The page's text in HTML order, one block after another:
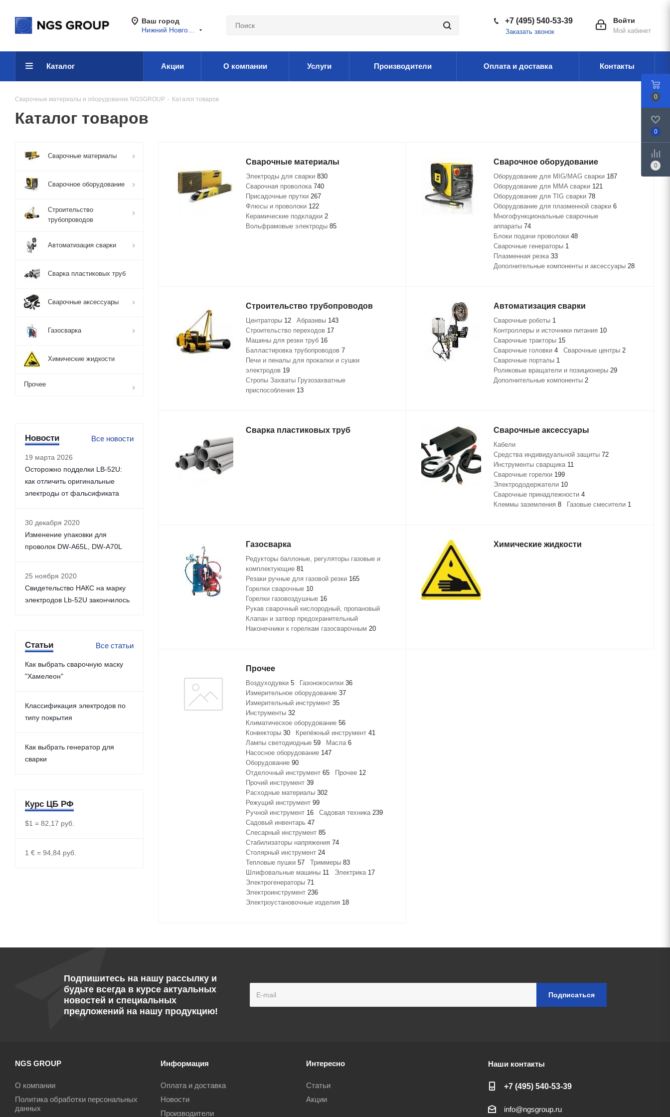
Ваш город
Войти
Мой кабинет
+7 (495) 540-53-39
Заказать звонок
Каталог Акции О компании Услуги Производители Оплата и доставка Контакты
Сварочные материалы и оборудование NGSGROUP - Каталог товаров
Каталог товаров
Сварочные материалы
Электроды для сварки 830
Сварочная проволока 740
Присадочные прутки 267
Флюсы и проволоки 122
Керамические подкладки 2
Вольфрамовые электроды 85
Сварочное оборудование
Оборудование для MIG/MAG сварки 187
Оборудование для MMA сварки 121
Оборудование для TIG сварки 78
Оборудование для плазменной сварки 6
Многофункциональные сварочные
аппараты 74
Блоки подачи проволоки 48
Сварочные генераторы 1
Плазменная резка 33
Дополнительные компоненты и аксессуары 28
Строительство трубопроводов
Центраторы 12 Абразивы 143
Строительство переходов 17
Машины для резки труб 16
Балластировка трубопроводов 7
Печи и пеналы для прокалки и сушки
электродов 19
Стропы Захваты Грузозахватные
приспособления 13
Автоматизация сварки
Сварочные роботы 1
Контроллеры и источники питания 10
Сварочные тракторы 15
Сварочные головки 4 Сварочные центры 2
Сварочные порталы 1
Роликовые вращатели и позиционеры 29
Дополнительные компоненты 2
Сварка пластиковых труб Сварочные аксессуары
Кабели
Средства индивидуальной защиты 72
Инструменты сварщика 11
Сварочные горелки 199
Электрододержатели 10
Сварочные принадлежности 4
Клеммы заземления 8 Газовые смесители 1
Газосварка
Редукторы баллоные, регуляторы газовые и
комплектующие 81
Резаки ручные для газовой резки 165
Горелки сварочные 10
Горелки газовоздушные 16
Рукав сварочный кислородный, пропановый
Клапан и затвор предохранительный
Наконечники к горелкам газосварочным 20
Химические жидкости
Прочее
Воздуходувки 5 Газонокосилки 36
Измерительное оборудование 37
Измерительный инструмент 35
Инструменты 32
Климатическое оборудование 56
Конвекторы 30 Крепёжный инструмент 41
Лампы светодиодные 59 Масла 6
Насосное оборудование 147
Оборудование 90
Отделочный инструмент 65 Прочее 12
Прочий инструмент 39
Расходные материалы 302
Режущий инструмент 99
Ручной инструмент 16 Садовая техника 239
Садовый инвентарь 47
Слесарный инструмент 85
Стабилизаторы напряжения 74
Столярный инструмент 24
Тепловые пушки 57 Триммеры 83
Шлифовальные машины 11 Электрика 17
Электрогенераторы 71
Электроинструмент 236
Электроустановочные изделия 18
Сварочные материалы
Сварочное оборудование
Строительство
трубопроводов
Автоматизация сварки
Сварка пластиковых труб
Сварочные аксессуары
Газосварка
Химические жидкости
Прочее
Новости Все новости
19 марта 2026
Осторожно подделки LB-52U:
как отличить оригинальные
электроды от фальсификата
30 декабря 2020
Изменение упаковки для
проволок DW-A65L, DW-A70L
25 ноября 2020
Свидетельство НАКС на марку
электродов Lb-52U закончилось
Статьи Все статьи
Как выбрать сварочную маску
"Хамелеон"
Классификация электродов по
типу покрытия
Как выбрать генератор для
сварки
Курс ЦБ РФ
$1 = 82,17 руб.
1 € = 94,84 руб.
Подпишитесь на нашу рассылку и
будьте всегда в курсе актуальных
новостей и специальных
предложений на нашу продукцию!
NGS GROUP
О компании
Политика обработки персональных
данных
Информация
Оплата и доставка
Новости
Производители
Интересно
Статьи
Акции
Наши контакты
+7 (495) 540-53-39
info@ngsgroup.ru
0
0
0